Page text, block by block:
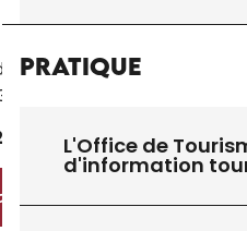
Pratique
L'Office de
d'information
des Martyrs
50